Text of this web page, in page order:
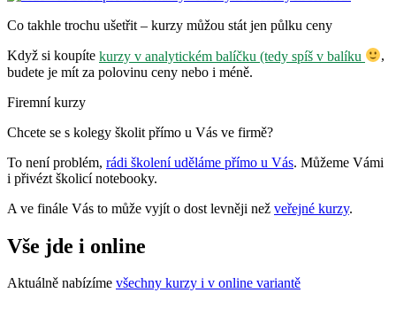
Co takhle trochu ušetřit – kurzy můžou stát jen půlku ceny
Když si koupíte kurzy v analytickém balíčku (tedy spíš v balíku
,
budete je mít za polovinu ceny nebo i méně.
Firemní kurzy
Chcete se s kolegy školit přímo u Vás ve firmě?
To není problém, rádi školení uděláme přímo u Vás. Můžeme Vámi
i přivézt školicí notebooky.
A ve finále Vás to může vyjít o dost levněji než veřejné kurzy.
Vše jde i online
Aktuálně nabízíme všechny kurzy i v online variantě